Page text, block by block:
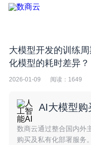
大模型开发的训练
化模型的耗时差异？
2026-01-09 阅读： 1649
AI大模型购
数商云通过整合国内外
购买及私有化部署服务